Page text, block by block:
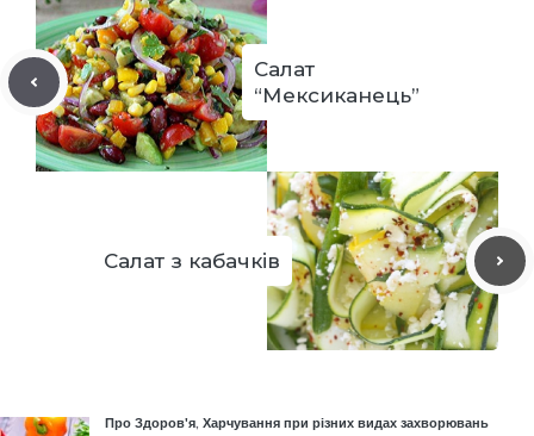
Салат
“Мексиканець”
Салат з кабачків